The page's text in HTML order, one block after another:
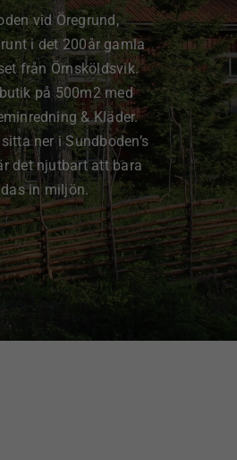
vid Öregrund,
i det 200år gamla
från Örnsköldsvik.
på 500m2 med
& Kläder.
ner i Sundboden’s
det njutbart att bara
in miljön.